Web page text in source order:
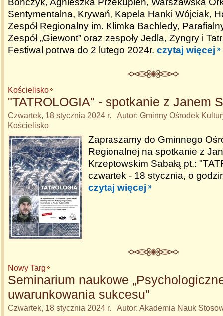
Bończyk, Agnieszka Przekupień, Warszawska
Sentymentalna, Krywań, Kapela Hanki Wójciak,
Zespół Regionalny im. Klimka Bachledy,
Zespół „Giewont” oraz zespoły Jedla, Zyngry i
Festiwal potrwa do 2 lutego 2024r. czytaj więcej
Kościelisko
"TATROLOGIA" - spotkanie z Janem
Czwartek, 18 stycznia 2024 r. Autor: Gminny Ośrodek
Kościelisko
Zapraszamy do Gminnego
Regionalnej na spotkanie z
Krzeptowskim Sabałą pt.:
czwartek - 18 stycznia, o
czytaj więcej
Nowy Targ
Seminarium naukowe
uwarunkowania sukcesu”
Czwartek, 18 stycznia 2024 r. Autor: Akademia Nauk